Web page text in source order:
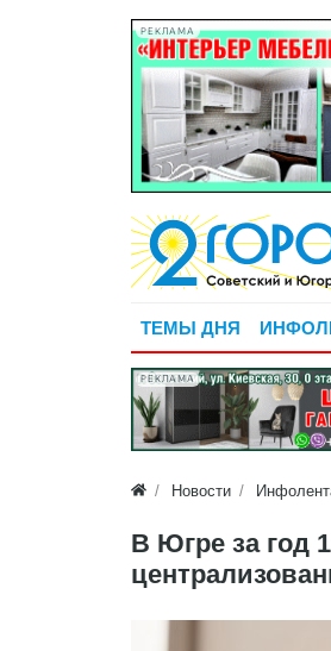
РЕКЛАМА
ТЕМЫ ДНЯ
РЕКЛАМА
Новости
В Югре за год